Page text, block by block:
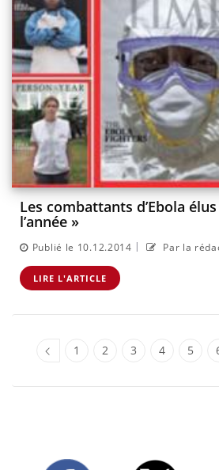
Les combattants d’Ebola
l’année »
Publié le 10.12.2014 | Par la
LIRE L'ARTICLE
1 2 3 4 5